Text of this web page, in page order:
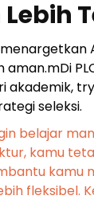
aman.mDi
akademik,
seleksi.
belajar
kamu
kamu
fleksibel.